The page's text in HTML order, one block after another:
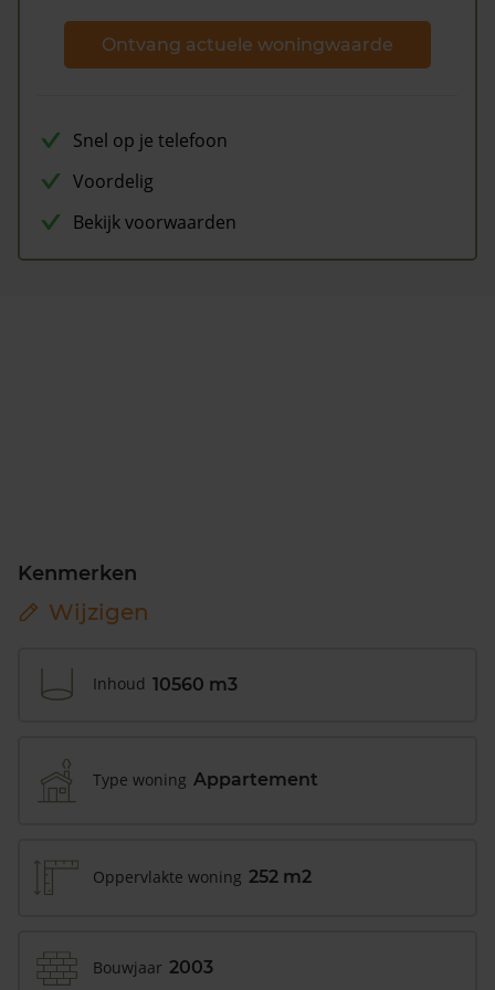
Ontvang actuele woningwaarde
Snel op je telefoon
Voordelig
Bekijk voorwaarden
Kenmerken
Wijzigen
Inhoud 10560 m3
Type woning Appartement
Oppervlakte woning 252 m2
Bouwjaar 2003